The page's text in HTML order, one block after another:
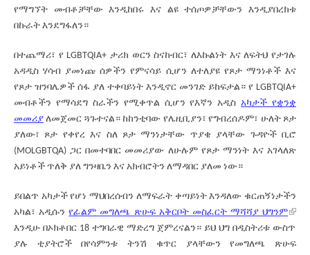
የማግኘት መብቶቻቸው እንዲከበሩ እና ልዩ ተሰጦዎቻቸውን እንዲያበረክቱ
በኩራት እንደግፋለን።
በተጨማሪ፣ የ LGBTQIA+ ታሪክ ወርን ስናከብር፣ ለእኩልነት እና ለፍትህ የታገሉ
አዳዲስ ሃሳብ ያመነጩ ሰዎችን የምናሳይ ሲሆን ለተለያዩ የጾታ ማንነቶች እና
የጾታ ዝንባሌዎች ሰፋ ያለ ተቀባይነት እንዲኖር መንገድ ይከፍታል። የ LGBTQIA+
መብቶችን የማሳደግ ስራችን የሚቀጥል ሲሆን የእኛን አዲስአካታች የቋንቋ
መመሪያ ለመጀመር ጓጉተናል። ከከንቲባው የሌዚቢያን፣ የግብረሰዶም፣ ሁለት ጾታ
ያለው፣ ጾታ የቀየረ እና ስለ ጾታ ማንነታቸው ጥያቄ ያላቸው ጉዳዮች ቢሮ
(MOLGBTQA) ጋር በመተባበር መመሪያው ለሁሉም የጾታ ማንነት እና አገላለጽ
አይነቶች ጥለቅ ያለ ግንዛቤን እና አክብሮትን ለማዳበር ያለመ ነው።
ይበልጥ አካታች የሆነ ማህበረሰብን ለማፍራት ቀጣይነት እንዳለው ቁርጠኝነታችን
አካል፣ አዲሱንየፊልም መግለጫ ጽሁፍ አቅርቦት መስፈርት ማሻሻያ ህግንም
እንዲሁ በኦክቶበር 18 ተግባራዊ ማድረግ ጀምረናልን። ይህ ህግ በዲስትሪቱ ውስጥ
ያሉ ቲያትሮች በየሳምንቱ ትንሽ ቁጥር ያላቸውን የመግለጫ ጽሁፍ